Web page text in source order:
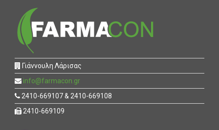
Γιάννουλη Λάρισας
info@farmacon.gr
2410-669107 & 2410-669108
2410-669109